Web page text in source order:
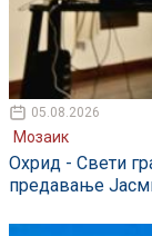
05.08.2026
Мозаик
Охрид - Свети
предавање